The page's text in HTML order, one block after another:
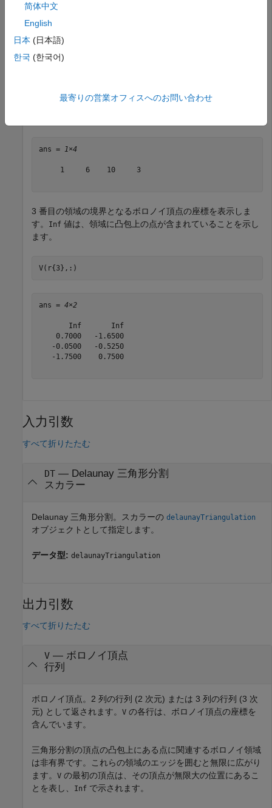
ボロノイ頂点とボロノイ領域を計算します。
[V,r] = voronoiDiagram(DT);
ans = 1×4
     1     6    10     3
3 番目の領域の境界となるボロノイ頂点の座標を表示しま
す。
Inf 値は、領域に凸包上の点が含まれていることを示し
ます。
V(r{3},:)
ans = 4×2
       Inf       Inf
    0.7000   -1.6500
   -0.0500   -0.5250
   -1.7500    0.7500
入力引数
すべて折りたたむ
DT— Delaunay 三角形分割
スカラー
Delaunay 三角形分割。スカラーの delaunayTriangulation
オブジェクトとして指定します。
データ型: delaunayTriangulation
出力引数
すべて折りたたむ
V— ボロノイ頂点
行列
ボロノイ頂点。2 列の行列 (2 次元) または 3 列の行列 (3 次
元) として返されます。 V の各行は、ボロノイ頂点の座標を
含んでいます。
三角形分割の頂点の凸包上にある点に関連するボロノイ領域
は非有界です。これらの領域のエッジを囲むと無限に広がり
ます。 V の最初の頂点は、その頂点が無限大の位置にあるこ
とを表し、
Inf で示されます。
简体中文
English
日本 (日本語)
한국 (한국어)
最寄りの営業オフィスへのお問い合わせ